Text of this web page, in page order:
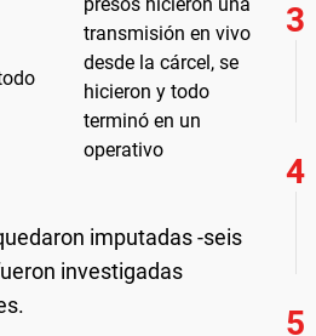
imputadas -seis
investigadas